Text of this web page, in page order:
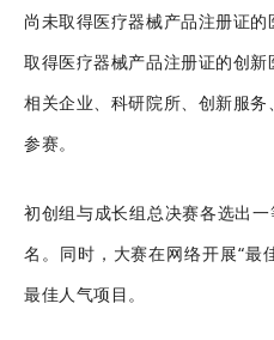
尚未取得医疗器械产品注册证
取得医疗器械产品注册证的创
相关企业、科研院所、创新服
参赛。
初创组与成长组总决赛各选出
名。同时，大赛在网络开展“最
最佳人气项目。